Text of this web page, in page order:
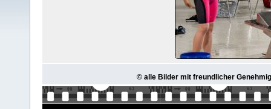
© alle Bilder mit freundlicher